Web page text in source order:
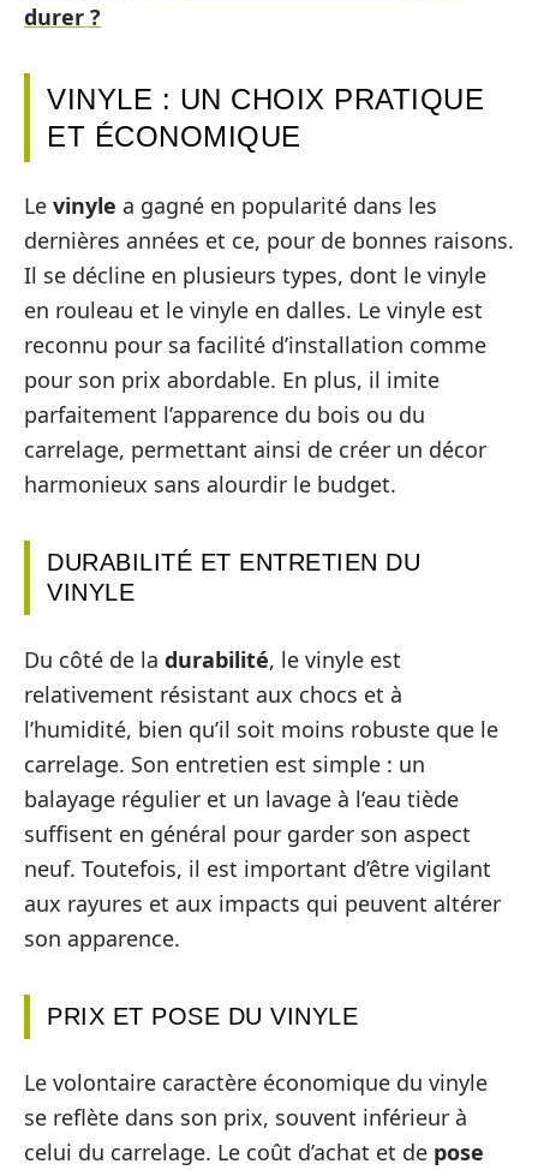
durer ?
VINYLE : UN CHOIX PRATIQUE
ET ÉCONOMIQUE
Le vinyle a gagné en popularité dans les
dernières années et ce, pour de bonnes raisons.
Il se décline en plusieurs types, dont le vinyle
en rouleau et le vinyle en dalles. Le vinyle est
reconnu pour sa facilité d’installation comme
pour son prix abordable. En plus, il imite
parfaitement l’apparence du bois ou du
carrelage, permettant ainsi de créer un décor
harmonieux sans alourdir le budget.
DURABILITÉ ET ENTRETIEN DU
VINYLE
Du côté de la durabilité, le vinyle est
relativement résistant aux chocs et à
l’humidité, bien qu’il soit moins robuste que le
carrelage. Son entretien est simple : un
balayage régulier et un lavage à l’eau tiède
suffisent en général pour garder son aspect
neuf. Toutefois, il est important d’être vigilant
aux rayures et aux impacts qui peuvent altérer
son apparence.
PRIX ET POSE DU VINYLE
Le volontaire caractère économique du vinyle
se reflète dans son prix, souvent inférieur à
celui du carrelage. Le coût d’achat et de pose